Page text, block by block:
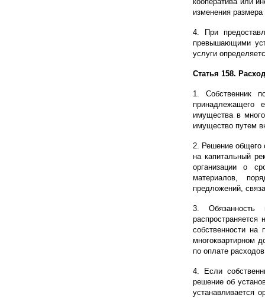
изменения
4. При
превышающими
услуги
Статья 158.
1. Собственник
принадлежащего
имущества в
имущество путем
2. Решение общего
на капитальный
организации о
материалов,
предложений,
3. Обязанность
собственности
многоквартирном
по оплате
4. Если
решение об
устанавливается